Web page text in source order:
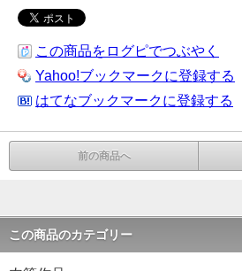
この商品をログピでつぶやく
Yahoo!ブックマークに登録する
はてなブックマークに登録する
前の商品へ
この商品のカテゴリー